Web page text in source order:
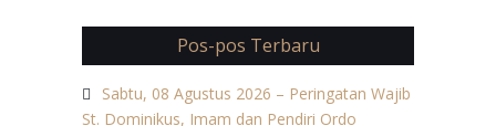
Pos-pos Terbaru
Sabtu, 08 Agustus 2026 – Peringatan Wajib
St. Dominikus, Imam dan Pendiri Ordo